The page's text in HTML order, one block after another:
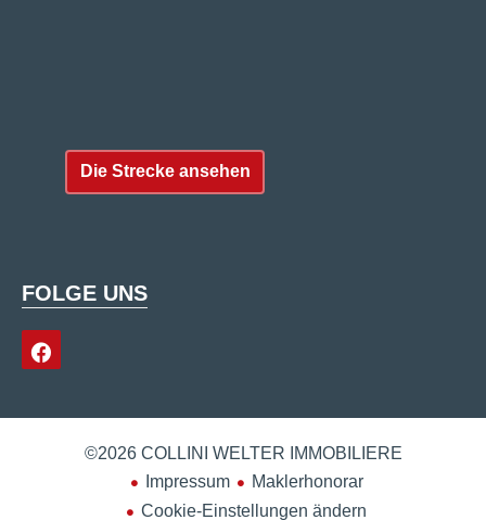
Die Strecke ansehen
FOLGE UNS
©2026 COLLINI WELTER IMMOBILIERE
Impressum
Maklerhonorar
Cookie-Einstellungen ändern